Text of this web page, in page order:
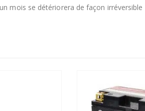
mois se détériorera de façon irréversible